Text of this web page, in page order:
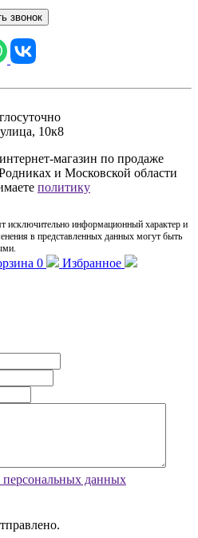
звонок
10к8
магазин по продаже
и Московской области
политику
исключительно информационный характер и
в представленных данных могут быть
0
Избранное
персональных данных